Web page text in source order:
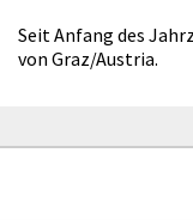
Seit Anfang des
von Graz/Austria.